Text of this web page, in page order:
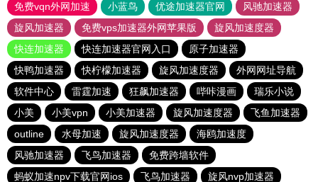
免费vqn外网加速
小蓝鸟 优途加速器官网
风驰加速器
旋风加速器
免费vps加速器外网苹果版
旋风加速度器
快连加速器
快连加速器官网入口
原子加速器
快鸭加速器
快柠檬加速器 旋风加速度器
外网网址导航
软件中心
雷霆加速 狂飙加速器 哔咔漫画
瑞乐小说
小美
小美vpn 小美加速器 旋风加速度器
飞鱼加速器
outline
水母加速 旋风加速度器
海鸥加速度
风驰加速器
飞鸟加速器
免费跨墙软件
蚂蚁加速npv下载官网ios
飞鸟加速器 旋风nvp加速器